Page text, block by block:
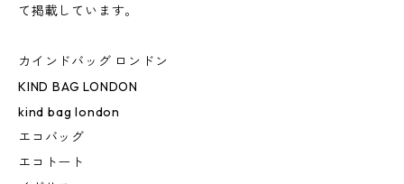
て掲載しています。
カインドバッグ ロンドン
KIND BAG LONDON
kind bag london
エコバッグ
エコトート